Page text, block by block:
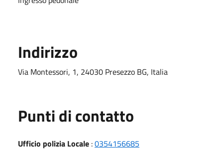
Indirizzo
Via Montessori, 1, 24030 Presezzo BG, Italia
Punti di contatto
Ufficio polizia Locale :0354156685